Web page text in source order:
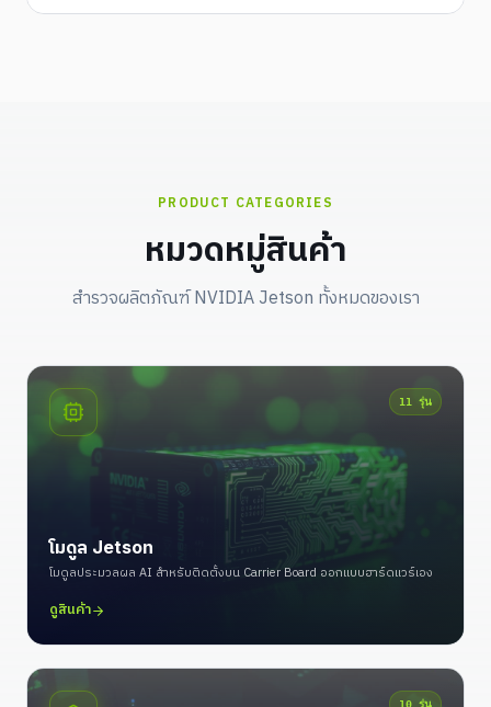
PRODUCT CATEGORIES
หมวดหมู่สินค้า
สำรวจผลิตภัณฑ์ NVIDIA Jetson ทั้งหมดของเรา
11 รุ่น
โมดูล Jetson
โมดูลประมวลผล AI สำหรับติดตั้งบน Carrier Board ออกแบบฮาร์ดแวร์เอง
ดูสินค้า
10 รุ่น